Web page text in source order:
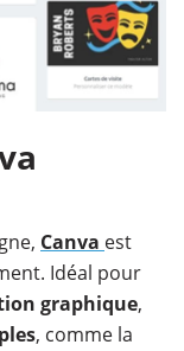
Canva est
Idéal pour
graphique,
, comme la